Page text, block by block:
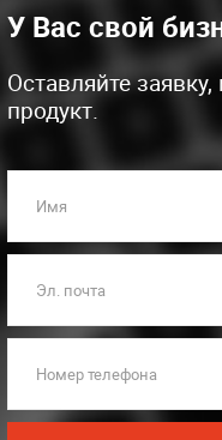
У Вас свой
Оставляйте
продукт.
Имя
Эл. почта
Номер телефона